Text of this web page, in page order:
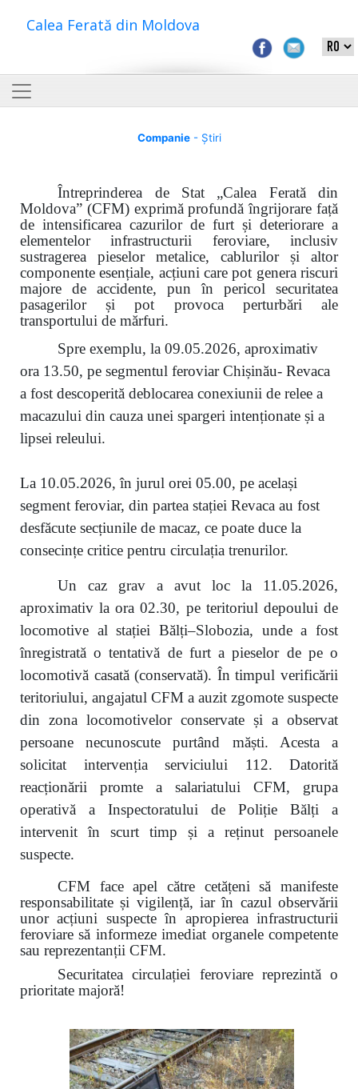
Calea Ferată din Moldova
Companie- Știri
Întreprinderea de Stat „Calea Ferată din
Moldova” (CFM) exprimă profundă îngrijorare față
de intensificarea cazurilor de furt și deteriorare a
elementelor infrastructurii feroviare, inclusiv
sustragerea pieselor metalice, cablurilor și altor
componente esențiale, acțiuni care pot genera riscuri
majore de accidente, pun în pericol securitatea
pasagerilor și pot provoca perturbări ale
transportului de mărfuri.
Spre exemplu, la 09.05.2026, aproximativ
ora 13.50, pe segmentul feroviar Chișinău- Revaca
a fost descoperită deblocarea conexiunii de relee a
macazului din cauza unei spargeri intenționate și a
lipsei releului.
La 10.05.2026, în jurul orei 05.00, pe același
segment feroviar, din partea stației Revaca au fost
desfăcute secțiunile de macaz, ce poate duce la
consecințe critice pentru circulația trenurilor.
Un caz grav a avut loc la 11.05.2026,
aproximativ la ora 02.30, pe teritoriul depoului de
locomotive al stației Bălți–Slobozia, unde a fost
înregistrată o tentativă de furt a pieselor de pe o
locomotivă casată (conservată). În timpul verificării
teritoriului, angajatul CFM a auzit zgomote suspecte
din zona locomotivelor conservate și a observat
persoane necunoscute purtând măști. Acesta a
solicitat intervenția serviciului 112. Datorită
reacționării promte a salariatului CFM, grupa
operativă a Inspectoratului de Poliție Bălți a
intervenit în scurt timp și a reținut persoanele
suspecte.
CFM face apel către cetățeni să manifeste
responsabilitate și vigilență, iar în cazul observării
unor acțiuni suspecte în apropierea infrastructurii
feroviare să informeze imediat organele competente
sau reprezentanții CFM.
Securitatea circulației feroviare reprezintă o
prioritate majoră!